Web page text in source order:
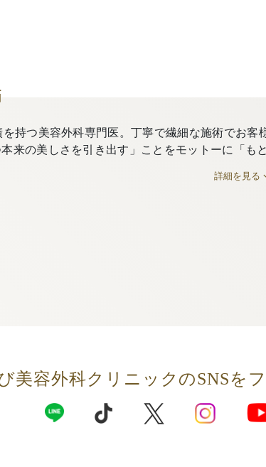
持つ美容外科専門医。丁寧で繊細な施術でお客
来の美しさを引き出す」ことをモットーに「も
詳細を見る
美容外科クリニックのSNSを